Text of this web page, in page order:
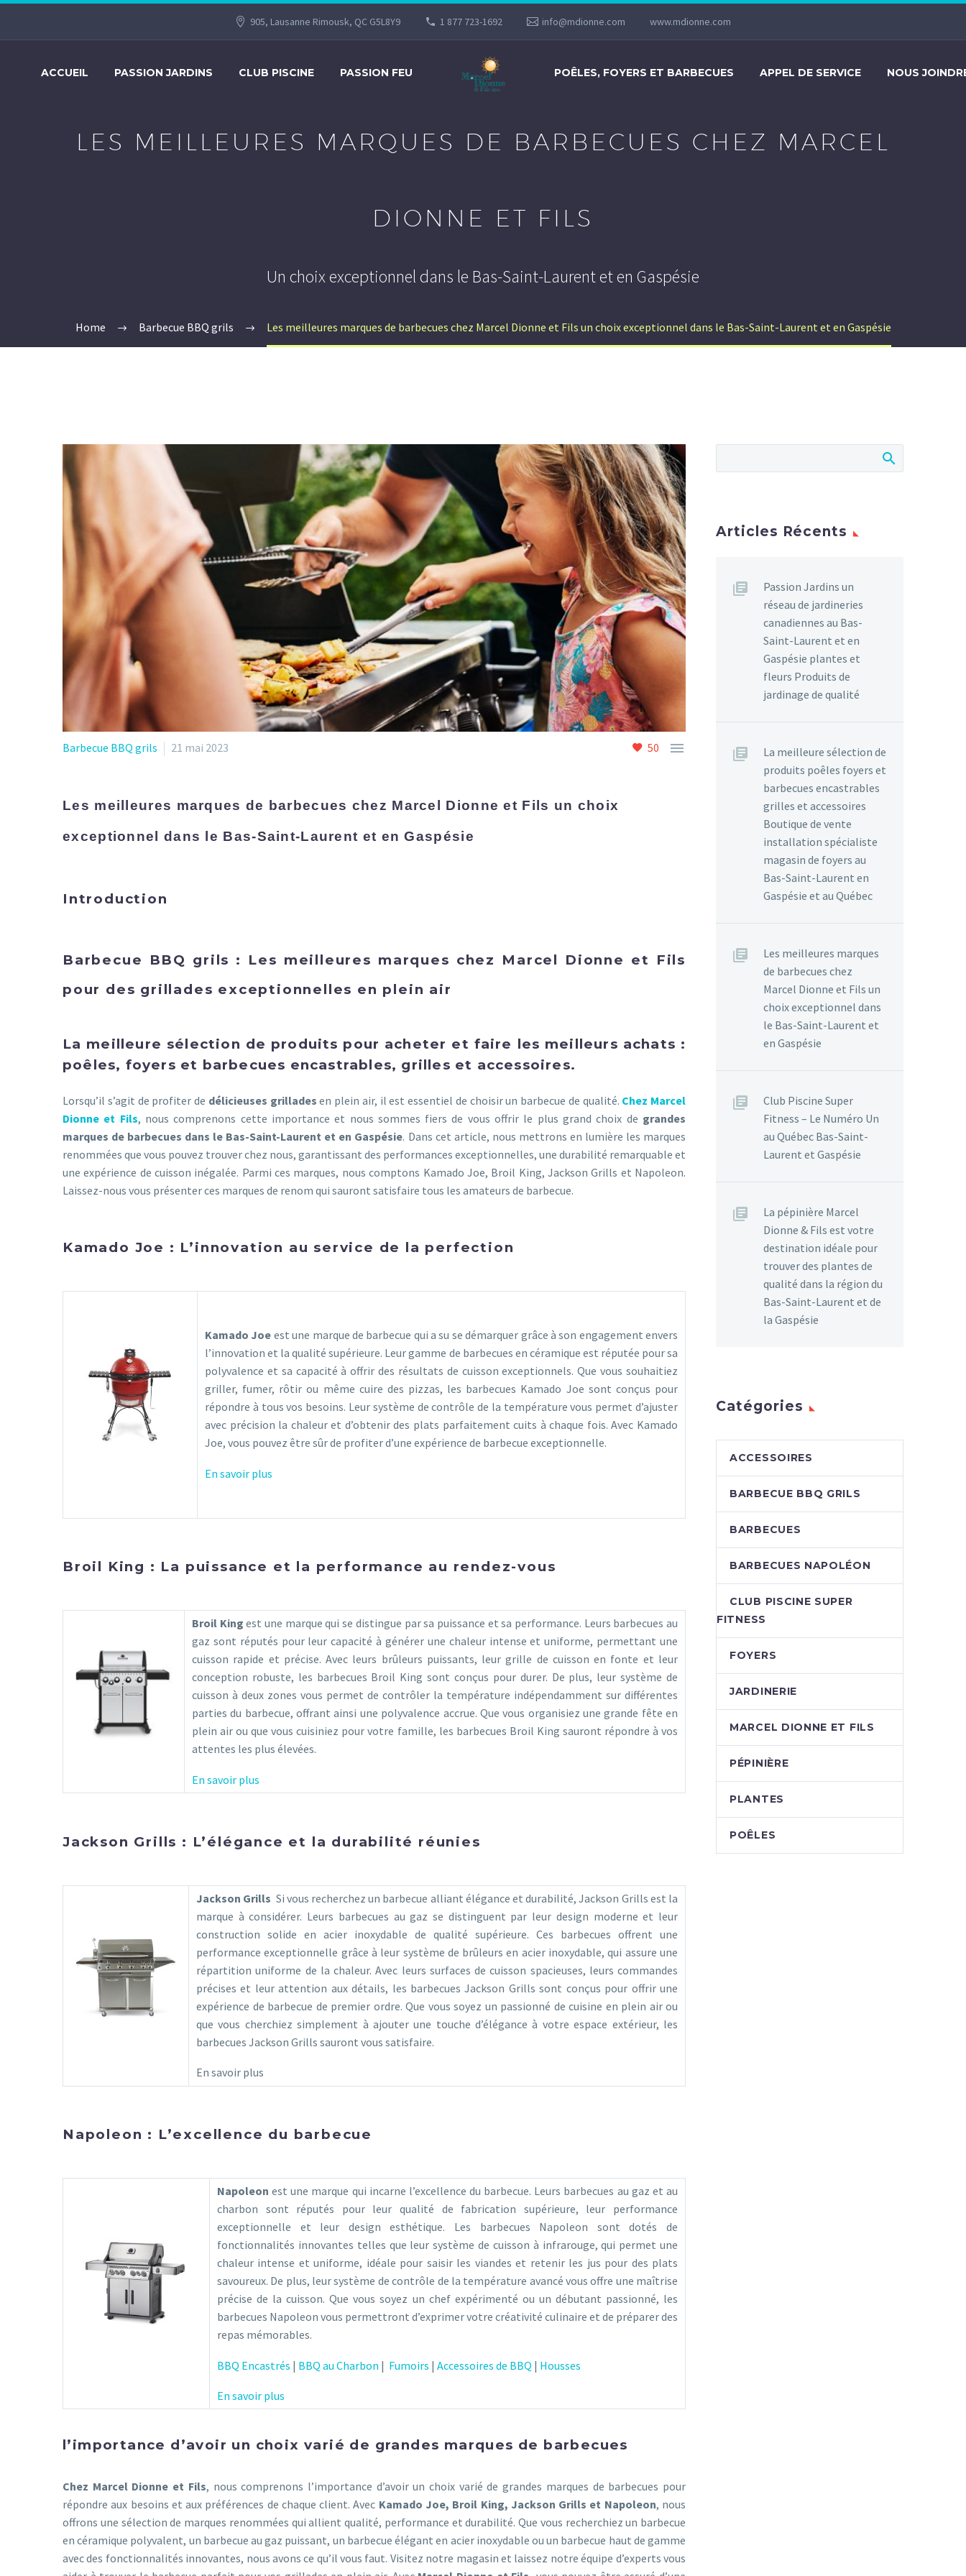
905, Lausanne Rimousk, QC G5L8Y9 1 877 723-1692 info@mdionne.com www.mdionne.com
ACCUEIL PASSION JARDINS CLUB PISCINE PASSION FEU POÊLES, FOYERS ET BARBECUES APPEL DE SERVICE NOUS
LES MEILLEURES MARQUES DE BARBECUES CHEZ MARCEL
DIONNE ET FILS
Un choix exceptionnel dans le Bas-Saint-Laurent et en Gaspésie
Home Barbecue BBQ grils Les meilleures marques de barbecues chez Marcel Dionne et Fils un choix exceptionnel dans le Bas-Saint-Laurent et en Gaspésie
50 
Barbecue BBQ grils 21 mai 2023
Les meilleures marques de barbecues chez Marcel Dionne et Fils un choix
exceptionnel dans le Bas-Saint-Laurent et en Gaspésie
Introduction
Barbecue BBQ grils : Les meilleures marques chez Marcel Dionne et Fils
pour des grillades exceptionnelles en plein air
La meilleure sélection de produits pour acheter et faire les meilleurs achats :
poêles, foyers et barbecues encastrables, grilles et accessoires.
Lorsqu’il s’agit de profiter de délicieuses grillades en plein air, il est essentiel de choisir un barbecue de qualité. Chez Marcel
Dionne et Fils, nous comprenons cette importance et nous sommes fiers de vous offrir le plus grand choix de grandes
marques de barbecues dans le Bas-Saint-Laurent et en Gaspésie. Dans cet article, nous mettrons en lumière les marques
renommées que vous pouvez trouver chez nous, garantissant des performances exceptionnelles, une durabilité remarquable et
une expérience de cuisson inégalée. Parmi ces marques, nous comptons Kamado Joe, Broil King, Jackson Grills et Napoleon.
Laissez-nous vous présenter ces marques de renom qui sauront satisfaire tous les amateurs de barbecue.
Kamado Joe : L’innovation au service de la perfection
Kamado Joe est une marque de barbecue qui a su se démarquer grâce à son engagement envers
l’innovation et la qualité supérieure. Leur gamme de barbecues en céramique est réputée pour sa
polyvalence et sa capacité à offrir des résultats de cuisson exceptionnels. Que vous souhaitiez
griller, fumer, rôtir ou même cuire des pizzas, les barbecues Kamado Joe sont conçus pour
répondre à tous vos besoins. Leur système de contrôle de la température vous permet d’ajuster
avec précision la chaleur et d’obtenir des plats parfaitement cuits à chaque fois. Avec Kamado
Joe, vous pouvez être sûr de profiter d’une expérience de barbecue exceptionnelle.
En savoir plus
Broil King : La puissance et la performance au rendez-vous
Broil King est une marque qui se distingue par sa puissance et sa performance. Leurs barbecues au
gaz sont réputés pour leur capacité à générer une chaleur intense et uniforme, permettant une
cuisson rapide et précise. Avec leurs brûleurs puissants, leur grille de cuisson en fonte et leur
conception robuste, les barbecues Broil King sont conçus pour durer. De plus, leur système de
cuisson à deux zones vous permet de contrôler la température indépendamment sur différentes
parties du barbecue, offrant ainsi une polyvalence accrue. Que vous organisiez une grande fête en
plein air ou que vous cuisiniez pour votre famille, les barbecues Broil King sauront répondre à vos
attentes les plus élevées.
En savoir plus
Jackson Grills : L’élégance et la durabilité réunies
Jackson Grills Si vous recherchez un barbecue alliant élégance et durabilité, Jackson Grills est la
marque à considérer. Leurs barbecues au gaz se distinguent par leur design moderne et leur
construction solide en acier inoxydable de qualité supérieure. Ces barbecues offrent une
performance exceptionnelle grâce à leur système de brûleurs en acier inoxydable, qui assure une
répartition uniforme de la chaleur. Avec leurs surfaces de cuisson spacieuses, leurs commandes
précises et leur attention aux détails, les barbecues Jackson Grills sont conçus pour offrir une
expérience de barbecue de premier ordre. Que vous soyez un passionné de cuisine en plein air ou
que vous cherchiez simplement à ajouter une touche d’élégance à votre espace extérieur, les
barbecues Jackson Grills sauront vous satisfaire.
En savoir plus
Napoleon : L’excellence du barbecue
Napoleon est une marque qui incarne l’excellence du barbecue. Leurs barbecues au gaz et au
charbon sont réputés pour leur qualité de fabrication supérieure, leur performance
exceptionnelle et leur design esthétique. Les barbecues Napoleon sont dotés de
fonctionnalités innovantes telles que leur système de cuisson à infrarouge, qui permet une
chaleur intense et uniforme, idéale pour saisir les viandes et retenir les jus pour des plats
savoureux. De plus, leur système de contrôle de la température avancé vous offre une maîtrise
précise de la cuisson. Que vous soyez un chef expérimenté ou un débutant passionné, les
barbecues Napoleon vous permettront d’exprimer votre créativité culinaire et de préparer des
repas mémorables.
BBQ Encastrés | BBQ au Charbon | Fumoirs | Accessoires de BBQ | Housses
En savoir plus
l’importance d’avoir un choix varié de grandes marques de barbecues
Chez Marcel Dionne et Fils, nous comprenons l’importance d’avoir un choix varié de grandes marques de barbecues pour
répondre aux besoins et aux préférences de chaque client. Avec Kamado Joe, Broil King, Jackson Grills et Napoleon, nous
offrons une sélection de marques renommées qui allient qualité, performance et durabilité. Que vous recherchiez un barbecue
en céramique polyvalent, un barbecue au gaz puissant, un barbecue élégant en acier inoxydable ou un barbecue haut de gamme
avec des fonctionnalités innovantes, nous avons ce qu’il vous faut. Visitez notre magasin et laissez notre équipe d’experts vous
Articles Récents
Passion Jardins un
réseau de jardineries
canadiennes au Bas-
Saint-Laurent et en
Gaspésie plantes et
fleurs Produits de
jardinage de qualité
La meilleure sélection de
produits poêles foyers et
barbecues encastrables
grilles et accessoires
Boutique de vente
installation spécialiste
magasin de foyers au
Bas-Saint-Laurent en
Gaspésie et au Québec
Les meilleures marques
de barbecues chez
Marcel Dionne et Fils un
choix exceptionnel dans
le Bas-Saint-Laurent et
en Gaspésie
Club Piscine Super
Fitness – Le Numéro Un
au Québec Bas-Saint-
Laurent et Gaspésie
La pépinière Marcel
Dionne & Fils est votre
destination idéale pour
trouver des plantes de
qualité dans la région du
Bas-Saint-Laurent et de
la Gaspésie
Catégories
ACCESSOIRES
BARBECUE BBQ GRILS
BARBECUES
BARBECUES NAPOLÉON
CLUB PISCINE SUPER
FITNESS
FOYERS
JARDINERIE
MARCEL DIONNE ET FILS
PÉPINIÈRE
PLANTES
POÊLES